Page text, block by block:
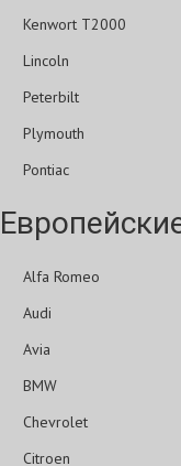
Kenwort T2000
Lincoln
Peterbilt
Plymouth
Pontiac
Alfa Romeo
Audi
Avia
BMW
Chevrolet
Citroen